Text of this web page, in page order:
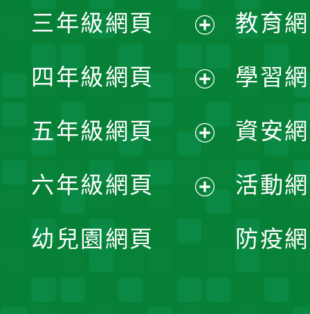
選
單
開
選
單
三年級網頁
開
選
單
四年級網頁
開
選
五年級網頁
開
六年級網頁
幼兒園網頁
教育
學習
資安
活動
防疫